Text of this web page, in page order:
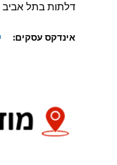
דלתות בתל אביב
אינדקס עסקים: